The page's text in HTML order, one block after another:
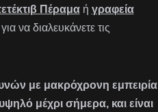
Πέραμαή γραφεία
να διαλευκάνετε τις
με μακρόχρονη εμπειρία
μέχρι σήμερα, και είναι